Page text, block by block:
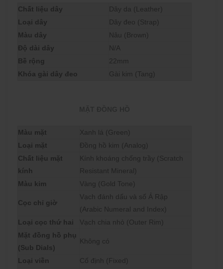
Chất liệu dây
Dây da (Leather)
Loại dây
Dây đeo (Strap)
Màu dây
Nâu (Brown)
Độ dài dây
N/A
Bề rộng
22mm
Khóa gài dây đeo
Gài kim (Tang)
Màu mặt
Xanh lá (Green)
Loại mặt
Đồng hồ kim (Analog)
Chất liệu mặt
kính
Kính khoáng chống trầy (Scratch
Resistant Mineral)
Màu kim
Vàng (Gold Tone)
Cọc chỉ giờ
Vạch đánh dấu và số Ả Rập
(Arabic Numeral and Index)
Loại cọc thứ hai
Vạch chia nhỏ (Outer Rim)
Mặt đồng hồ phụ
(Sub Dials)
Không có
Loại viền
Cố định (Fixed)